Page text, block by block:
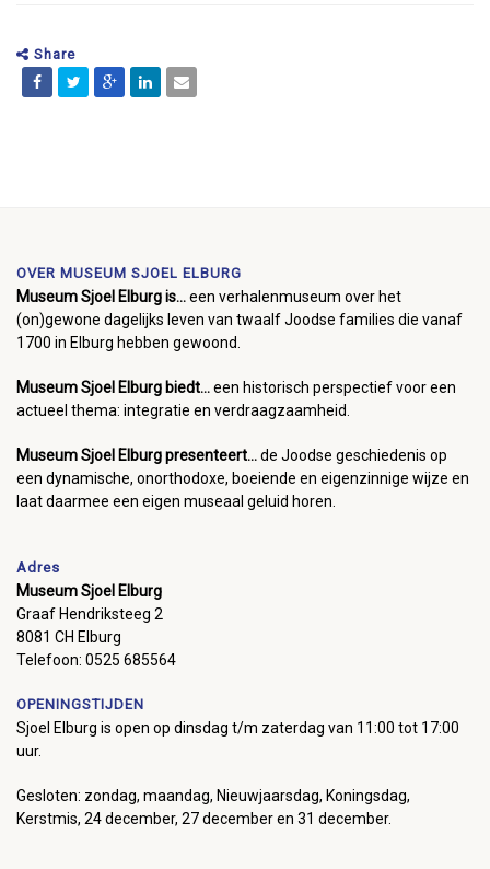
Share
OVER MUSEUM SJOEL ELBURG
Museum Sjoel Elburg is...een verhalenmuseum over het
(on)gewone dagelijks leven van twaalf Joodse families die vanaf
1700 in Elburg hebben gewoond.
Museum Sjoel Elburg biedt...een historisch perspectief voor een
actueel thema: integratie en verdraagzaamheid.
Museum Sjoel Elburg presenteert...de Joodse geschiedenis op
een dynamische, onorthodoxe, boeiende en eigenzinnige wijze en
laat daarmee een eigen museaal geluid horen.
Adres
Museum Sjoel Elburg
Graaf Hendriksteeg 2
8081 CH Elburg
Telefoon: 0525 685564
OPENINGSTIJDEN
Sjoel Elburg is open op dinsdag t/m zaterdag van 11:00 tot 17:00
uur.
Gesloten: zondag, maandag, Nieuwjaarsdag, Koningsdag,
Kerstmis, 24 december, 27 december en 31 december.